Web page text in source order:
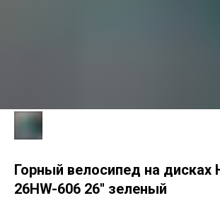
Горный велосипед на дисках
26HW-606 26'' зеленый